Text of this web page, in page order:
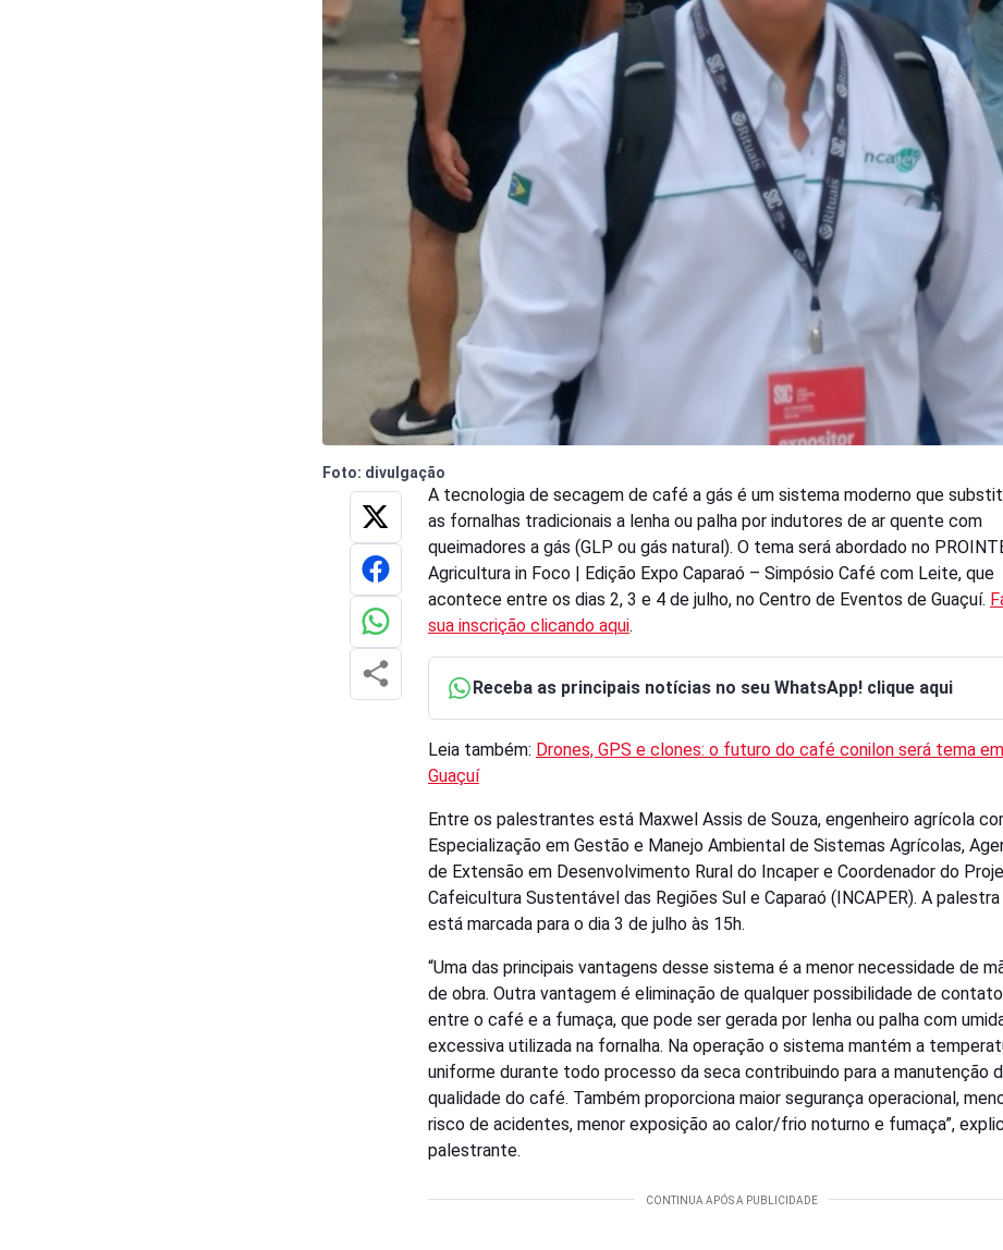
Foto: divulgação
A tecnologia de secagem de café a gás é um sistema moderno que
as fornalhas tradicionais a lenha ou palha por indutores de ar quente com
queimadores a gás (GLP ou gás natural). O tema será abordado no
Agricultura in Foco | Edição Expo Caparaó – Simpósio Café com Leite, que
acontece entre os dias 2, 3 e 4 de julho, no Centro de Eventos de Guaçuí.
sua inscrição clicando aqui.
Receba as principais notícias no seu WhatsApp! clique aqui
Leia também: Drones, GPS e clones: o futuro do café conilon será tema em
Guaçuí
Entre os palestrantes está Maxwel Assis de Souza, engenheiro agrícola
Especialização em Gestão e Manejo Ambiental de Sistemas Agrícolas,
de Extensão em Desenvolvimento Rural do Incaper e Coordenador do
Cafeicultura Sustentável das Regiões Sul e Caparaó (INCAPER). A palestra
está marcada para o dia 3 de julho às 15h.
“Uma das principais vantagens desse sistema é a menor necessidade de
de obra. Outra vantagem é eliminação de qualquer possibilidade de contato
entre o café e a fumaça, que pode ser gerada por lenha ou palha com
excessiva utilizada na fornalha. Na operação o sistema mantém a
uniforme durante todo processo da seca contribuindo para a manutenção
qualidade do café. Também proporciona maior segurança operacional,
risco de acidentes, menor exposição ao calor/frio noturno e fumaça”,
palestrante.